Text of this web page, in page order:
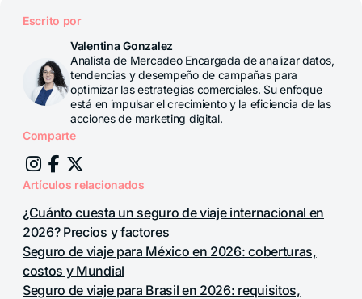
Escrito por
Valentina Gonzalez
Analista de Mercadeo Encargada de analizar datos,
tendencias y desempeño de campañas para
optimizar las estrategias comerciales. Su enfoque
está en impulsar el crecimiento y la eficiencia de las
acciones de marketing digital.
Comparte
Artículos relacionados
¿Cuánto cuesta un seguro de viaje internacional en
2026? Precios y factores
Seguro de viaje para México en 2026: coberturas,
costos y Mundial
Seguro de viaje para Brasil en 2026: requisitos,